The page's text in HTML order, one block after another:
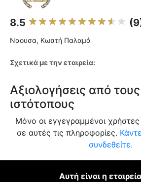
8.5
Ναουσα, Κωστή Παλαμά
Σχετικά με την εταιρεία:
Αξιολογήσεις από
ιστότοπους
Μόνο οι εγγεγραμμένοι
σε αυτές τις πληροφορίες.
συνδεθείτε.
Αυτή είναι η